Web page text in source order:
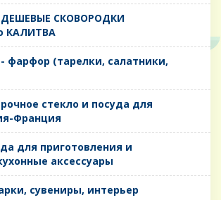
ДЕШЕВЫЕ СКОВОРОДКИ
КАЛИТВА
- фарфор (тарелки, салатники,
стекло и посуда для
Франция
для приготовления и
аксессуары
сувениры, интерьер